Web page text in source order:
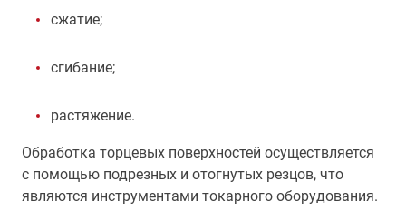
сжатие;
сгибание;
растяжение.
Обработка торцевых поверхностей осуществляется
с помощью подрезных и отогнутых резцов, что
являются инструментами токарного оборудования.